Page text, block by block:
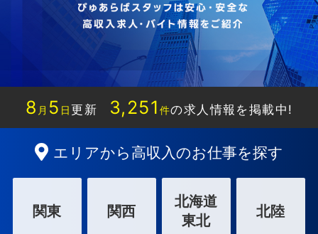
8 月 5 日更新 3,251 件の求人情報を掲載中!
エリアから高収入のお仕事を探す
関東 関西
北海道
東北
北陸